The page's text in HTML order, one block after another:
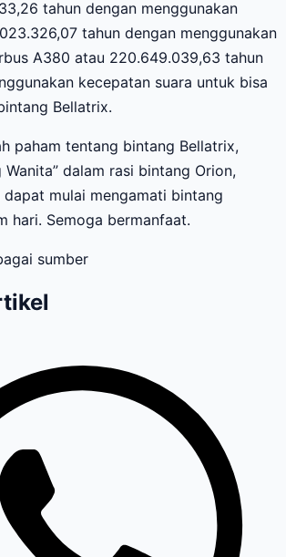
tahun dengan menggunakan
tahun dengan menggunakan
A380 atau 220.649.039,63 tahun
kecepatan suara untuk bisa
Bellatrix.
paham tentang bintang Bellatrix,
Wanita” dalam rasi bintang Orion,
dapat mulai mengamati bintang
hari. Semoga bermanfaat.
sumber